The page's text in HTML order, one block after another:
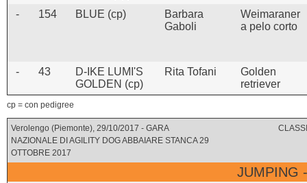
- 154 BLUE (cp)
Barbara
Gaboli
Weimaraner
a pelo corto
- 43
D-IKE LUMI'S
GOLDEN (cp)
Rita Tofani
Golden
retriever
cp = con pedigree
Verolengo (Piemonte), 29/10/2017 - GARA
NAZIONALE DI AGILITY DOG ABBAIARE STANCA 29
OTTOBRE 2017
JUMPING